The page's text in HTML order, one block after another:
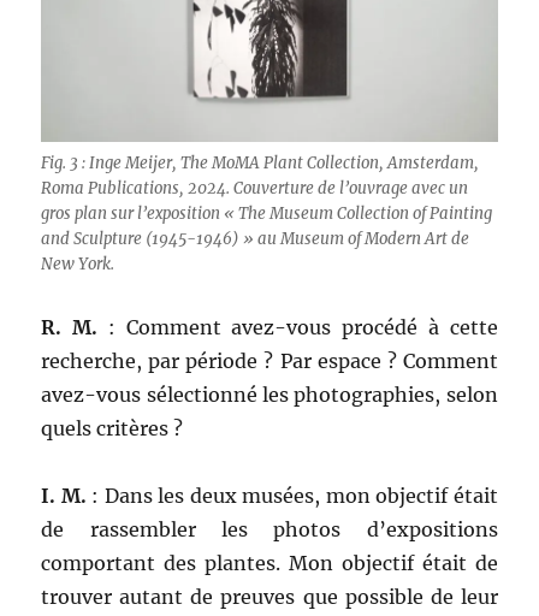
Fig. 3 : Inge Meijer, The MoMA Plant Collection, Amsterdam,
Roma Publications, 2024. Couverture de l’ouvrage avec un
gros plan sur l’exposition « The Museum Collection of Painting
and Sculpture (1945-1946) » au Museum of Modern Art de
New York.
R. M. : Comment avez-vous procédé à cette
recherche, par période ? Par espace ? Comment
avez-vous sélectionné les photographies, selon
quels critères ?
I. M. : Dans les deux musées, mon objectif était
de rassembler les photos d’expositions
comportant des plantes. Mon objectif était de
trouver autant de preuves que possible de leur